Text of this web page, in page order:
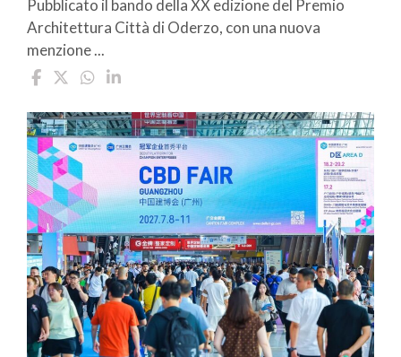
Pubblicato il bando della XX edizione del Premio
Architettura Città di Oderzo, con una nuova
menzione ...